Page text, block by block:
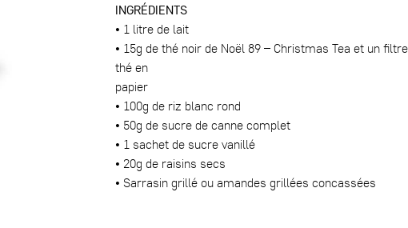
INGRÉDIENTS
• 1 litre de lait
• 15g dethé noir de Noël 89 – Christmas Tea et un
thé en
papier
• 100g de riz blanc rond
• 50g de sucre de canne complet
• 1 sachet de sucre vanillé
• 20g de raisins secs
• Sarrasin grillé ou amandes grillées concassées